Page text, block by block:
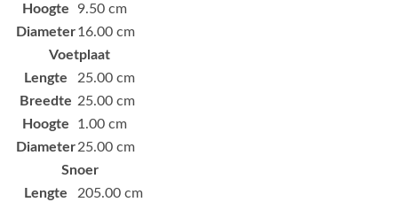
Hoogte
9.50 cm
Diameter16.00 cm
Voetplaat
Lengte
25.00 cm
Breedte 25.00 cm
Hoogte
1.00 cm
Diameter25.00 cm
Snoer
Lengte
205.00 cm